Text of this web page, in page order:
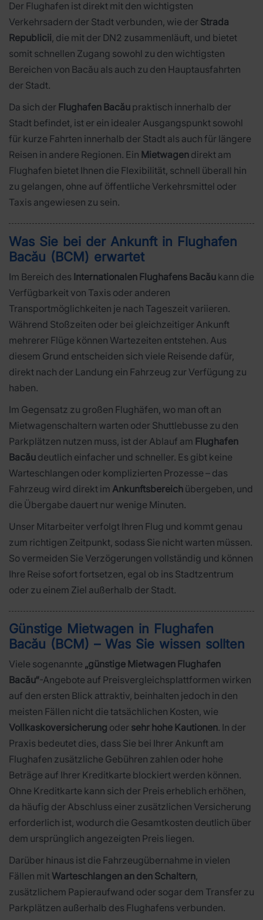
Der Flughafen ist direkt mit den wichtigsten
Verkehrsadern der Stadt verbunden, wie der Strada
Republicii, die mit der DN2 zusammenläuft, und bietet
somit schnellen Zugang sowohl zu den wichtigsten
Bereichen von Bacău als auch zu den Hauptausfahrten
der Stadt.
Da sich der Flughafen Bacău praktisch innerhalb der
Stadt befindet, ist er ein idealer Ausgangspunkt sowohl
für kurze Fahrten innerhalb der Stadt als auch für längere
Reisen in andere Regionen. Ein Mietwagen direkt am
Flughafen bietet Ihnen die Flexibilität, schnell überall hin
zu gelangen, ohne auf öffentliche Verkehrsmittel oder
Taxis angewiesen zu sein.
Was Sie bei der Ankunft in Flughafen
Bacău (BCM) erwartet
Im Bereich des Internationalen Flughafens Bacău kann die
Verfügbarkeit von Taxis oder anderen
Transportmöglichkeiten je nach Tageszeit variieren.
Während Stoßzeiten oder bei gleichzeitiger Ankunft
mehrerer Flüge können Wartezeiten entstehen. Aus
diesem Grund entscheiden sich viele Reisende dafür,
direkt nach der Landung ein Fahrzeug zur Verfügung zu
haben.
Im Gegensatz zu großen Flughäfen, wo man oft an
Mietwagenschaltern warten oder Shuttlebusse zu den
Parkplätzen nutzen muss, ist der Ablauf am Flughafen
Bacău deutlich einfacher und schneller. Es gibt keine
Warteschlangen oder komplizierten Prozesse – das
Fahrzeug wird direkt im Ankunftsbereich übergeben, und
die Übergabe dauert nur wenige Minuten.
Unser Mitarbeiter verfolgt Ihren Flug und kommt genau
zum richtigen Zeitpunkt, sodass Sie nicht warten müssen.
So vermeiden Sie Verzögerungen vollständig und können
Ihre Reise sofort fortsetzen, egal ob ins Stadtzentrum
oder zu einem Ziel außerhalb der Stadt.
Günstige Mietwagen in Flughafen
Bacău (BCM) – Was Sie wissen sollten
Viele sogenannte „günstige Mietwagen Flughafen
Bacău“-Angebote auf Preisvergleichsplattformen wirken
auf den ersten Blick attraktiv, beinhalten jedoch in den
meisten Fällen nicht die tatsächlichen Kosten, wie
Vollkaskoversicherung oder sehr hohe Kautionen. In der
Praxis bedeutet dies, dass Sie bei Ihrer Ankunft am
Flughafen zusätzliche Gebühren zahlen oder hohe
Beträge auf Ihrer Kreditkarte blockiert werden können.
Ohne Kreditkarte kann sich der Preis erheblich erhöhen,
da häufig der Abschluss einer zusätzlichen Versicherung
erforderlich ist, wodurch die Gesamtkosten deutlich über
dem ursprünglich angezeigten Preis liegen.
Darüber hinaus ist die Fahrzeugübernahme in vielen
Fällen mitWarteschlangen an den Schaltern,
zusätzlichem Papieraufwand oder sogar dem Transfer zu
Parkplätzen außerhalb des Flughafens verbunden.